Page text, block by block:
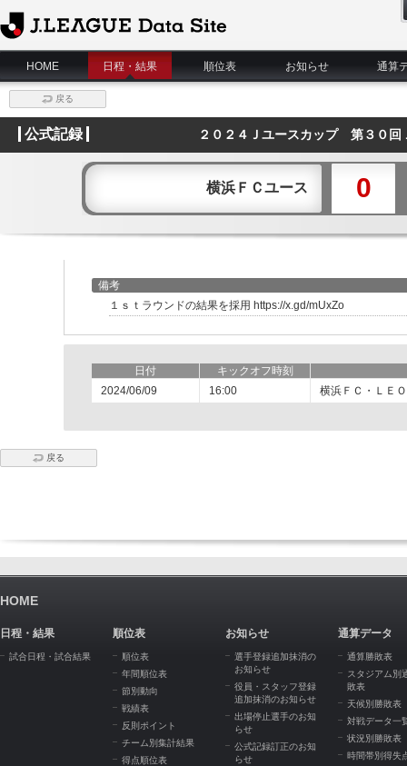
J.League Data Site
HOME
日程・結果 順位表 お知らせ 通算
戻る
公式記録 ２０２４Ｊユースカップ 第３０回
横浜ＦＣユース 0
備考
１ｓｔラウンドの結果を採用 https://x.gd/mUxZo
日付
キックオフ時刻
2024/06/09
16:00 横浜ＦＣ・ＬＥ
戻る
HOME
日程・結果
試合日程・試合結果
順位表
順位表
年間順位表
節別動向
戦績表
反則ポイント
チーム別集計結果
得点順位表
お知らせ
選手登録追加抹消の
お知らせ
役員・スタッフ登録
追加抹消のお知らせ
出場停止選手のお知
らせ
公式記録訂正のお知
らせ
通算データ
通算勝敗表
スタジアム別
敗表
天候別勝敗表
対戦データ一
状況別勝敗表
時間帯別得失